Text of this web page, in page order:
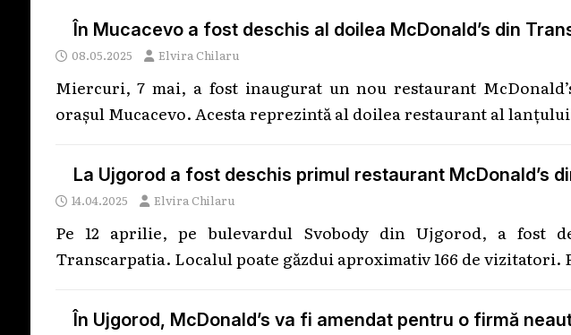
În Mucacevo a fost deschis al doilea McDonald’s din
08.05.2025 Elvira Chilaru
Miercuri, 7 mai, a fost inaugurat un nou restaurant
orașul Mucacevo. Acesta reprezintă al doilea restaurant al lanțului
La Ujgorod a fost deschis primul restaurant McDonald’s
14.04.2025 Elvira Chilaru
Pe 12 aprilie, pe bulevardul Svobody din Ujgorod, a fost
Transcarpatia. Localul poate găzdui aproximativ 166 de vizitatori.
În Ujgorod, McDonald’s va fi amendat pentru o firmă